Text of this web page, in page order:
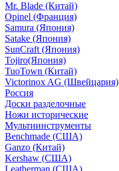
Mr. Blade (Китай)
Opinel (Франция)
Samura (Япония)
Satake (Япония)
SunCraft (Япония)
Tojiro(Япония)
TuoTown (Китай)
Victorinox AG (Швейцария)
Россия
Доски разделочные
Ножи исторические
Мультиинструменты
Benchmade (США)
Ganzo (Китай)
Kershaw (США)
Leatherman (США)